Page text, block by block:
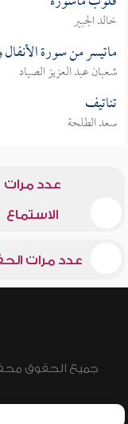
خالد الجبير
ماتيسر من سورة
شعبان عبد العزيز الصياد
تناتيف
سعد الطلحة
عدد مرات
الاستماع
عدد مرات
جميع الحقوق محفوظة © 2026 - 1998